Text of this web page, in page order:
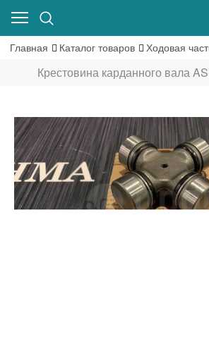
Главная Каталог товаров Ходовая
Крестовина карданного вала